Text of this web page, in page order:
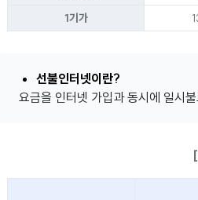
1기가
선불인터넷이란?
요금을 인터넷 가입과 동시에 일시